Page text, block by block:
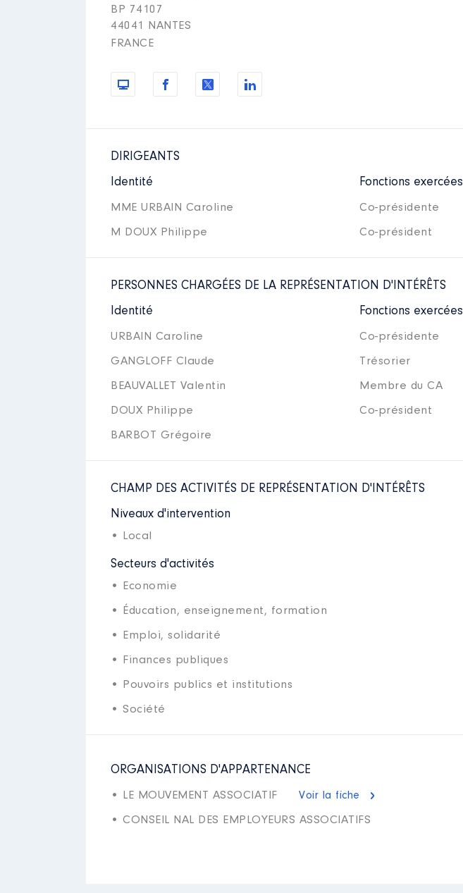
BP 74107
44041 NANTES
FRANCE
DIRIGEANTS
Identité
Fonctions exercées
MME URBAIN Caroline Co-présidente
M DOUX Philippe Co-président
PERSONNES CHARGÉES DE LA REPRÉSENTATION D'INTÉRÊTS
Identité
Fonctions exercées
URBAIN Caroline Co-présidente
GANGLOFF Claude Trésorier
BEAUVALLET Valentin Membre du CA
DOUX Philippe Co-président
BARBOT Grégoire
CHAMP DES ACTIVITÉS DE REPRÉSENTATION D'INTÉRÊTS
Niveaux d'intervention
• Local
Secteurs d'activités
• Economie
• Éducation, enseignement, formation
• Emploi, solidarité
• Finances publiques
• Pouvoirs publics et institutions
• Société
ORGANISATIONS D'APPARTENANCE
• LE MOUVEMENT ASSOCIATIF Voir la fiche
• CONSEIL NAL DES EMPLOYEURS ASSOCIATIFS